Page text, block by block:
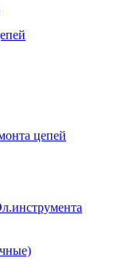
цепей